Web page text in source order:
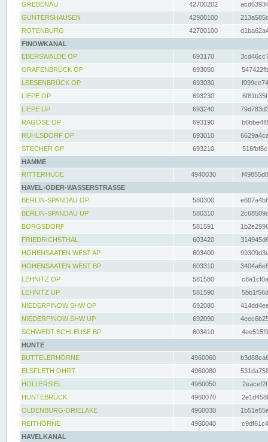
GREBENAU
42700202
GUNTERSHAUSEN
42900100
ROTENBURG
42700100
FINOWKANAL
EBERSWALDE OP
693170
GRAFENBRÜCK OP
693050
LEESENBRÜCK OP
693030
LIEPE OP
693230
LIEPE UP
693240
RAGÖSE OP
693190
RUHLSDORF OP
693010
STECHER OP
693210
HAMME
RITTERHUDE
4940030
HAVEL-ODER-WASSERSTRASSE
BERLIN-SPANDAU OP
580300
BERLIN-SPANDAU UP
580310
BORGSDORF
581591
FRIEDRICHSTHAL
603420
HOHENSAATEN WEST AP
603400
HOHENSAATEN WEST BP
603310
LEHNITZ OP
581580
LEHNITZ UP
581590
NIEDERFINOW SHW OP
692080
NIEDERFINOW SHW UP
692090
SCHWEDT SCHLEUSE BP
603410
HUNTE
BUTTELERHÖRNE
4960060
ELSFLETH OHRT
4960080
HOLLERSIEL
4960050
HUNTEBRÜCK
4960070
OLDENBURG-DRIELAKE
4960030
REITHÖRNE
4960040
HAVELKANAL